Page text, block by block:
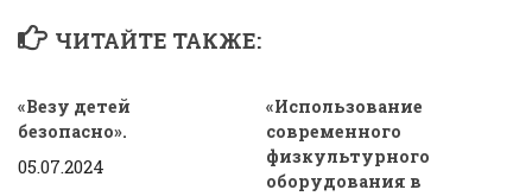
ЧИТАЙТЕ ТАКЖЕ:
«Везу детей
безопасно».
05.07.2024
«Использование
современного
физкультурного
оборудования в